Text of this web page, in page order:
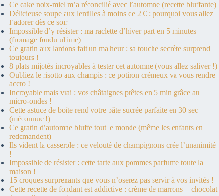
Ce cake noix-miel m’a réconcilié avec l’automne (recette bluffante)
Délicieuse soupe aux lentilles à moins de 2 € : pourquoi vous allez
l’adorer dès ce soir
Impossible d’y résister : ma raclette d’hiver part en 5 minutes
(fromage fondu ultime)
Ce gratin aux lardons fait un malheur : sa touche secrète surprend
toujours !
8 plats mijotés incroyables à tester cet automne (vous allez saliver !)
Oubliez le risotto aux champis : ce potiron crémeux va vous rendre
accro !
Incroyable mais vrai : vos châtaignes prêtes en 5 min grâce au
micro-ondes !
Cette astuce de boîte rend votre pâte sucrée parfaite en 30 sec
(méconnue !)
Ce gratin d’automne bluffe tout le monde (même les enfants en
redemandent)
Ils vident la casserole : ce velouté de champignons crée l’unanimité
!
Impossible de résister : cette tarte aux pommes parfume toute la
maison !
15 croques surprenants que vous n’oserez pas servir à vos invités !
Cette recette de fondant est addictive : crème de marrons + chocolat